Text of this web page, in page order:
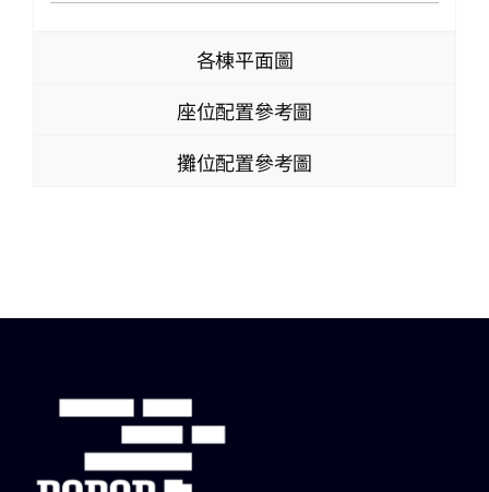
各棟平面圖
座位配置參考圖
攤位配置參考圖